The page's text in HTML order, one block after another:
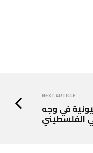
NEXT ARTICLE
في وجه
الفلسطيني